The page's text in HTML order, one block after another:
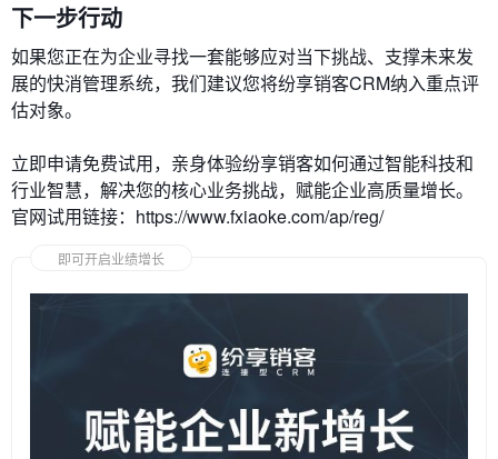
下一步行动
如果您正在为企业寻找一套能够应对当下挑战、支撑未来发
展的快消管理系统，我们建议您将纷享销客CRM纳入重点评
估对象。
立即申请免费试用，亲身体验纷享销客如何通过智能科技和
行业智慧，解决您的核心业务挑战，赋能企业高质量增长。
官网试用链接：https://www.fxiaoke.com/ap/reg/
即可开启业绩增长